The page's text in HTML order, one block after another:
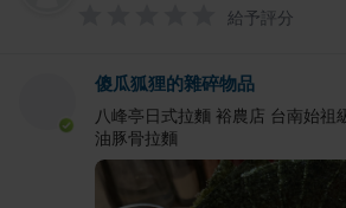
給予評分
傻瓜狐狸的雜碎物品
八峰亭日式拉麵 裕農店 台南始祖
油豚骨拉麵